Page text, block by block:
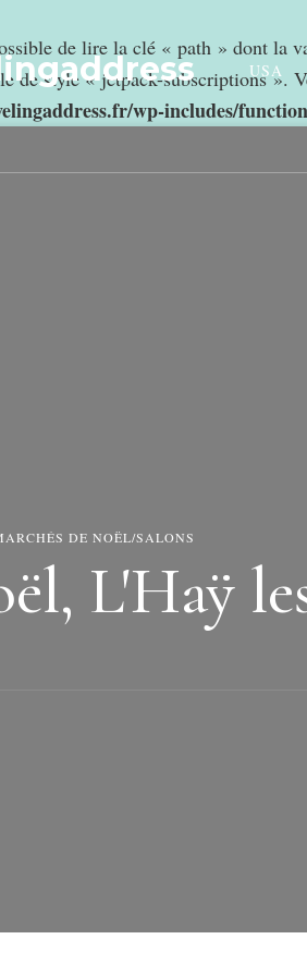
de lire la clé « path » dont la
de style « jetpack-subscriptions ».
wp-includes/
USA
DE NOËL/SALONS
L'Haÿ